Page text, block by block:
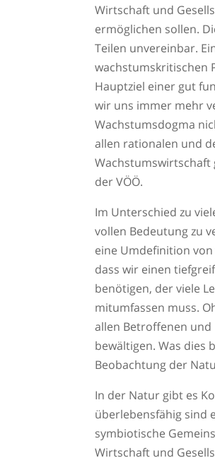
Wirtschaft und
ermöglichen sollen.
Teilen unvereinbar.
wachstumskritischen
Hauptziel einer gut
wir uns immer mehr
Wachstumsdogma
allen rationalen und
Wachstumswirtschaft
der VÖÖ.
Im Unterschied zu
vollen Bedeutung zu
eine Umdefinition
dass wir einen
benötigen, der viele
mitumfassen muss.
allen Betroffenen und
bewältigen. Was dies
Beobachtung der
In der Natur gibt es
überlebensfähig sind
symbiotische
Wirtschaft und